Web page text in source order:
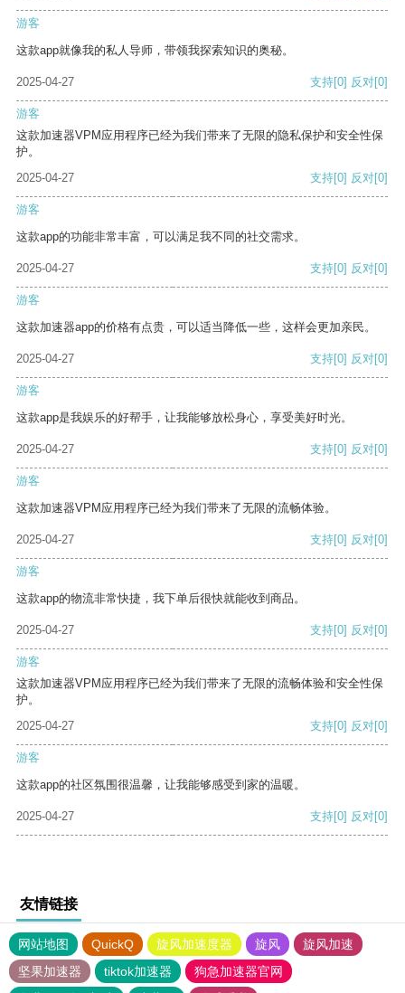
游客
这款app就像我的私人导师，带领我探索知识的奥秘。
2025-04-27 支持[0] 反对[0]
游客
这款加速器VPM应用程序已经为我们带来了无限的隐私保护和安全性保
护。
2025-04-27
支持[0] 反对[0]
游客
这款app的功能非常丰富，可以满足我不同的社交需求。
2025-04-27 支持[0] 反对[0]
游客
这款加速器app的价格有点贵，可以适当降低一些，这样会更加亲民。
2025-04-27 支持[0] 反对[0]
游客
这款app是我娱乐的好帮手，让我能够放松身心，享受美好时光。
2025-04-27 支持[0] 反对[0]
游客
这款加速器VPM应用程序已经为我们带来了无限的流畅体验。
2025-04-27 支持[0] 反对[0]
游客
这款app的物流非常快捷，我下单后很快就能收到商品。
2025-04-27 支持[0] 反对[0]
游客
这款加速器VPM应用程序已经为我们带来了无限的流畅体验和安全性保
护。
2025-04-27
支持[0] 反对[0]
游客
这款app的社区氛围很温馨，让我能够感受到家的温暖。
2025-04-27 支持[0] 反对[0]
友情链接
网站地图 QuickQ 旋风加速度器 旋风
旋风加速
坚果加速器
tiktok加速器
狗急加速器官网